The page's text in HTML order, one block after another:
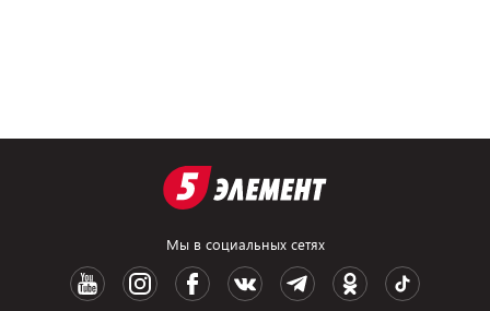
Мы в социальных сетях